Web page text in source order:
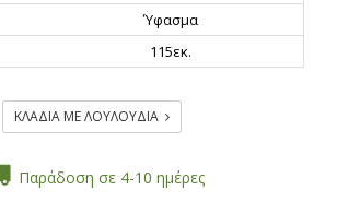
Ύφασμα
115εκ.
ΚΛΑΔΙΑ ΜΕ ΛΟΥΛΟΥΔΙΑ
Παράδοση σε 4-10 ημέρες